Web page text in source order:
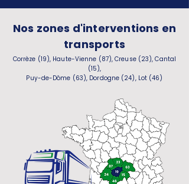
Nos zones d'interventions en
transports
Corrèze (19), Haute-Vienne (87), Creuse (23), Cantal
(15),
Puy-de-Dôme (63), Dordogne (24), Lot (46)